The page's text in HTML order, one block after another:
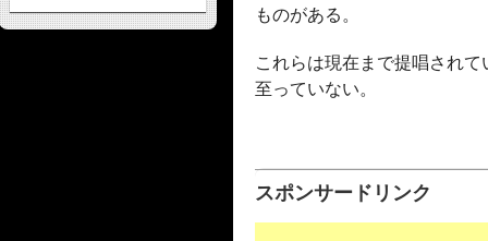
ものがある。
これらは現在まで提唱され
至っていない。
スポンサードリンク